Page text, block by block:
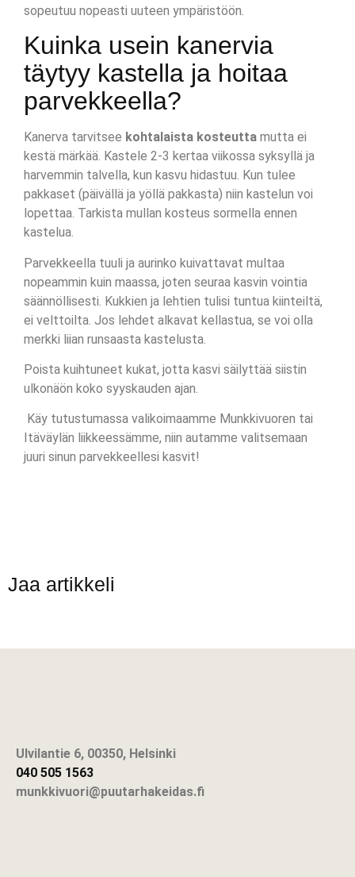
sopeutuu nopeasti uuteen ympäristöön.
Kuinka usein kanervia
täytyy kastella ja hoitaa
parvekkeella?
Kanerva tarvitsee kohtalaista kosteutta mutta ei
kestä märkää. Kastele 2-3 kertaa viikossa syksyllä ja
harvemmin talvella, kun kasvu hidastuu. Kun tulee
pakkaset (päivällä ja yöllä pakkasta) niin kastelun voi
lopettaa. Tarkista mullan kosteus sormella ennen
kastelua.
Parvekkeella tuuli ja aurinko kuivattavat multaa
nopeammin kuin maassa, joten seuraa kasvin vointia
säännöllisesti. Kukkien ja lehtien tulisi tuntua kiinteiltä,
ei velttoilta. Jos lehdet alkavat kellastua, se voi olla
merkki liian runsaasta kastelusta.
Poista kuihtuneet kukat, jotta kasvi säilyttää siistin
ulkonäön koko syyskauden ajan.
Käy tutustumassa valikoimaamme Munkkivuoren tai
Itäväylän liikkeessämme, niin autamme valitsemaan
juuri sinun parvekkeellesi kasvit!
Jaa artikkeli
Ulvilantie 6, 00350, Helsinki
040 505 1563
munkkivuori@puutarhakeidas.fi